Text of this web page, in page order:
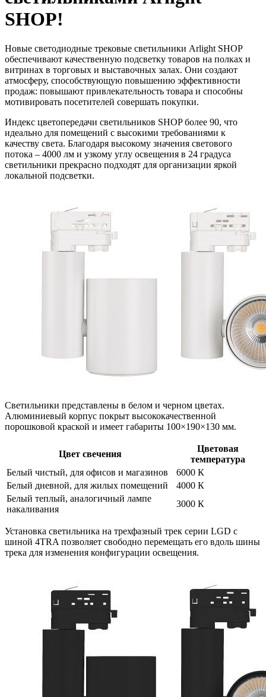
SHOP!
Новые светодиодные трековые светильники Arlight SHOP
обеспечивают качественную подсветку товаров на полках и
витринах в торговых и выставочных залах. Они создают
атмосферу, способствующую повышению эффективности
продаж: повышают привлекательность товара и способны
мотивировать посетителей совершать покупки.
Индекс цветопередачи светильников SHOP более 90, что
идеально для помещений с высокими требованиями к
качеству света. Благодаря высокому значения светового
потока – 4000 лм и узкому углу освещения в 24 градуса
светильники прекрасно подходят для организации яркой
локальной подсветки.
Светильники представлены в белом и черном цветах.
Алюминиевый корпус покрыт высококачественной
порошковой краской и имеет габариты 100×190×130 мм.
Цвет свечения
Цветовая
температура
Белый чистый, для офисов и магазинов
6000 К
Белый дневной, для жилых помещений
4000 К
Белый теплый, аналогичный лампе
накаливания
3000 К
Установка светильника на трехфазный трек серии LGD с
шиной 4TRA позволяет свободно перемещать его вдоль шины
трека для изменения конфигурации освещения.